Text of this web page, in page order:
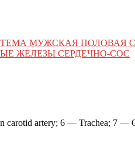
МУЖСКАЯ ПОЛОВАЯ
ЖЕЛЕЗЫ СЕРДЕЧНО-СОС
artery; 6 — Trachea; 7 —